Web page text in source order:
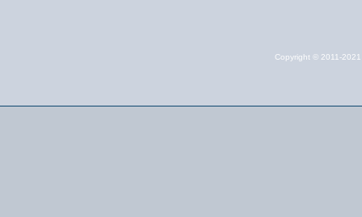
Copyright © 2011-